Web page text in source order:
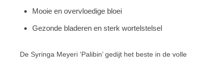
Mooie en overvloedige bloei
Gezonde bladeren en sterk wortelstelsel
De Syringa Meyeri ‘Palibin’ gedijt het beste in de volle